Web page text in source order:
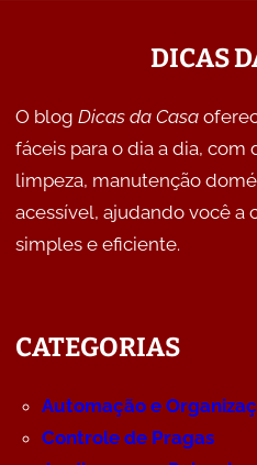
DICAS
O blog Dicas da Casa
fáceis para o dia a dia, com
limpeza, manutenção
acessível, ajudando você a
simples e eficiente.
CATEGORIAS
Automação e
Controle de Pragas